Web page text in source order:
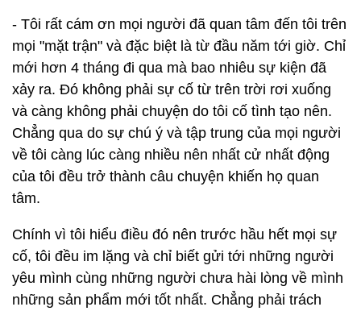
- Tôi rất cám ơn mọi người đã quan tâm đến tôi trên
mọi "mặt trận" và đặc biệt là từ đầu năm tới giờ. Chỉ
mới hơn 4 tháng đi qua mà bao nhiêu sự kiện đã
xảy ra. Đó không phải sự cố từ trên trời rơi xuống
và càng không phải chuyện do tôi cố tình tạo nên.
Chẳng qua do sự chú ý và tập trung của mọi người
về tôi càng lúc càng nhiều nên nhất cử nhất động
của tôi đều trở thành câu chuyện khiến họ quan
tâm.
Chính vì tôi hiểu điều đó nên trước hầu hết mọi sự
cố, tôi đều im lặng và chỉ biết gửi tới những người
yêu mình cùng những người chưa hài lòng về mình
những sản phẩm mới tốt nhất. Chẳng phải trách